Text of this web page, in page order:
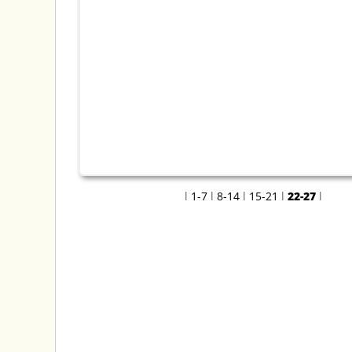
l 1-7 l 8-14 l 15-21 l 22-27 l